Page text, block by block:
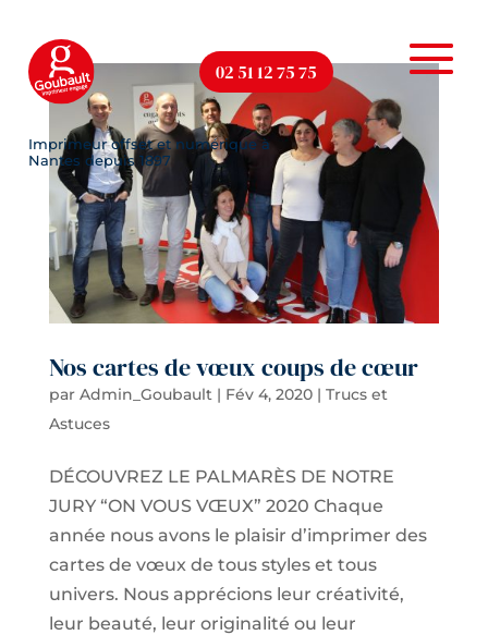
02 51 12 75 75
Nos cartes de vœux coups de cœur
par Admin_Goubault| Fév 4, 2020| Trucs et
Astuces
DÉCOUVREZ LE PALMARÈS DE NOTRE
JURY “ON VOUS VŒUX” 2020 Chaque
année nous avons le plaisir d’imprimer des
cartes de vœux de tous styles et tous
univers. Nous apprécions leur créativité,
leur beauté, leur originalité ou leur